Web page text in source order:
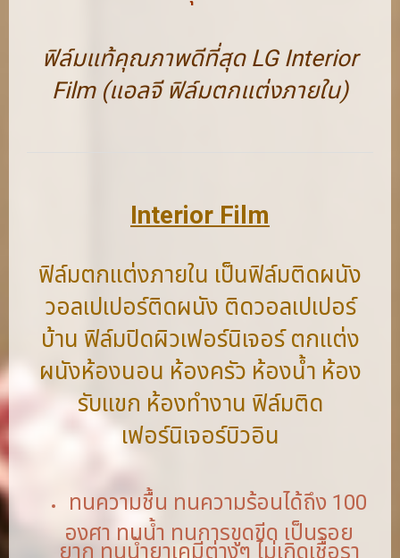
ฟิล์มแท้คุณภาพดีที่สุด LG Interior
Film (แอลจี ฟิล์มตกแต่งภายใน)
Interior Film
ฟิล์มตกแต่งภายใน เป็นฟิล์มติดผนัง
วอลเปเปอร์ติดผนัง ติดวอลเปเปอร์
บ้าน ฟิล์มปิดผิวเฟอร์นิเจอร์ ตกแต่ง
ผนังห้องนอน ห้องครัว ห้องน้ำ ห้อง
รับแขก ห้องทำงาน ฟิล์มติด
เฟอร์นิเจอร์บิวอิน
ทนความชื้น ทนความร้อนได้ถึง 100
องศา ทนน้ำ ทนการขูดขีด เป็นรอย
ยาก ทนน้ำยาเคมีต่างๆ ไม่เกิดเชื้อรา